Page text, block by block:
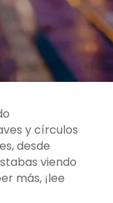
y círculos
desde
viendo
más, ¡lee